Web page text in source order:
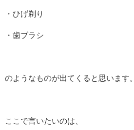
・ひげ剃り
・歯ブラシ
のようなものが出てくると思います。
ここで言いたいのは、